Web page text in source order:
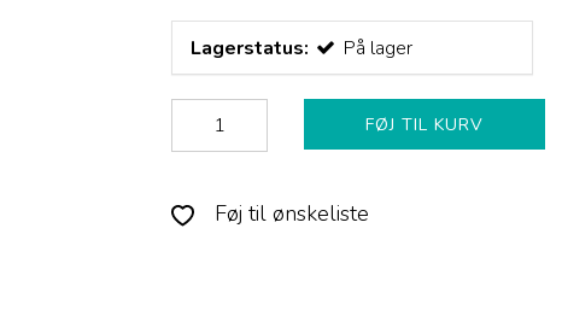
Lagerstatus: På lager
FØJ TIL KURV
Føj til ønskeliste